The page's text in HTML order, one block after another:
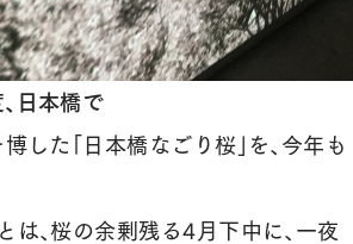
日本橋で
した「日本橋なごり桜」を、今年も
とは、桜の余剰残る4月下中に、一夜